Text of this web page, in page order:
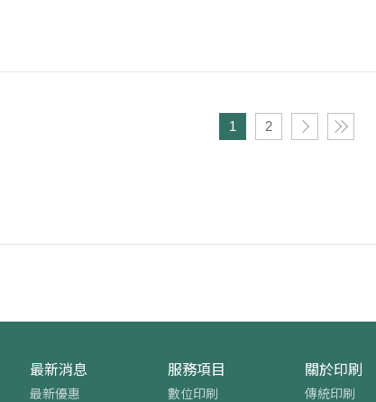
1 2
最新消息
最新優惠
服務項目
數位印刷
關於印刷
傳統印刷